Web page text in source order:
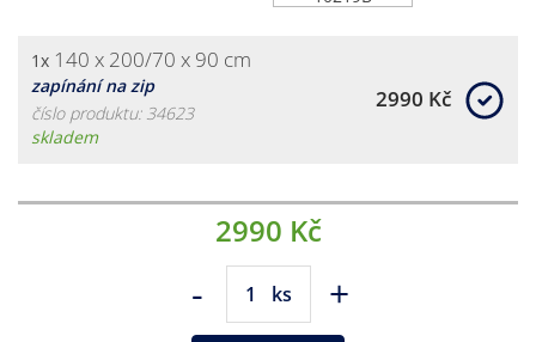
1x 140 x 200/70 x 90 cm
zapínání na zip
číslo produktu: 34623
skladem
2990 Kč
2990 Kč
- ks +